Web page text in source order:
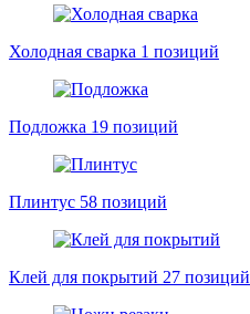
Холодная сварка 1 позиций
Подложка 19 позиций
Плинтус 58 позиций
Клей для покрытий 27 позиций